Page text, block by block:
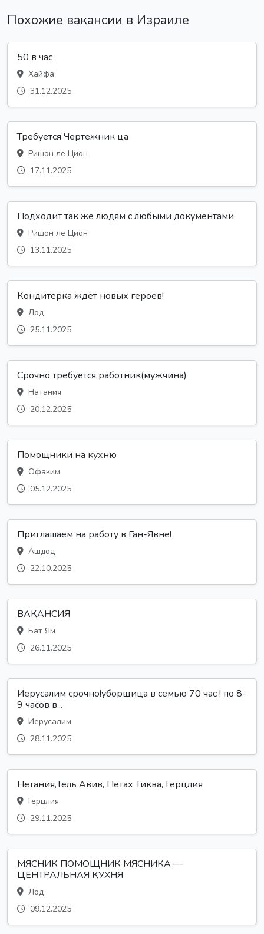
Похожие вакансии в Израиле
50 в час
Хайфа
31.12.2025
Требуется Чертежник ца
Ришон ле Цион
17.11.2025
Подходит так же людям с любыми документами
Ришон ле Цион
13.11.2025
Кондитерка ждёт новых героев!
Лод
25.11.2025
Срочно требуется работник(мужчина)
Натания
20.12.2025
Помощники на кухню
Офаким
05.12.2025
Приглашаем на работу в Ган-Явне!
Ашдод
22.10.2025
ВАКАНСИЯ
Бат Ям
26.11.2025
Иерусалим срочно!уборщица в семью 70 час ! по 8-
9 часов в...
Иерусалим
28.11.2025
Нетания,Тель Авив, Петах Тиква, Герцлия
Герцлия
29.11.2025
МЯСНИК ПОМОЩНИК МЯСНИКА —
ЦЕНТРАЛЬНАЯ КУХНЯ
Лод
09.12.2025